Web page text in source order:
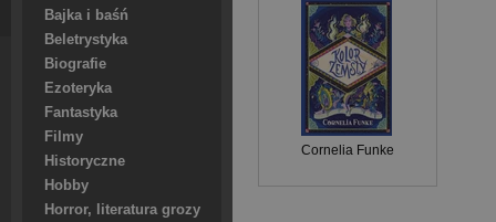
Bajka i baśń
Beletrystyka
Biografie
Ezoteryka
Fantastyka
Filmy
Historyczne
Hobby
Horror, literatura grozy
Cornelia Funke